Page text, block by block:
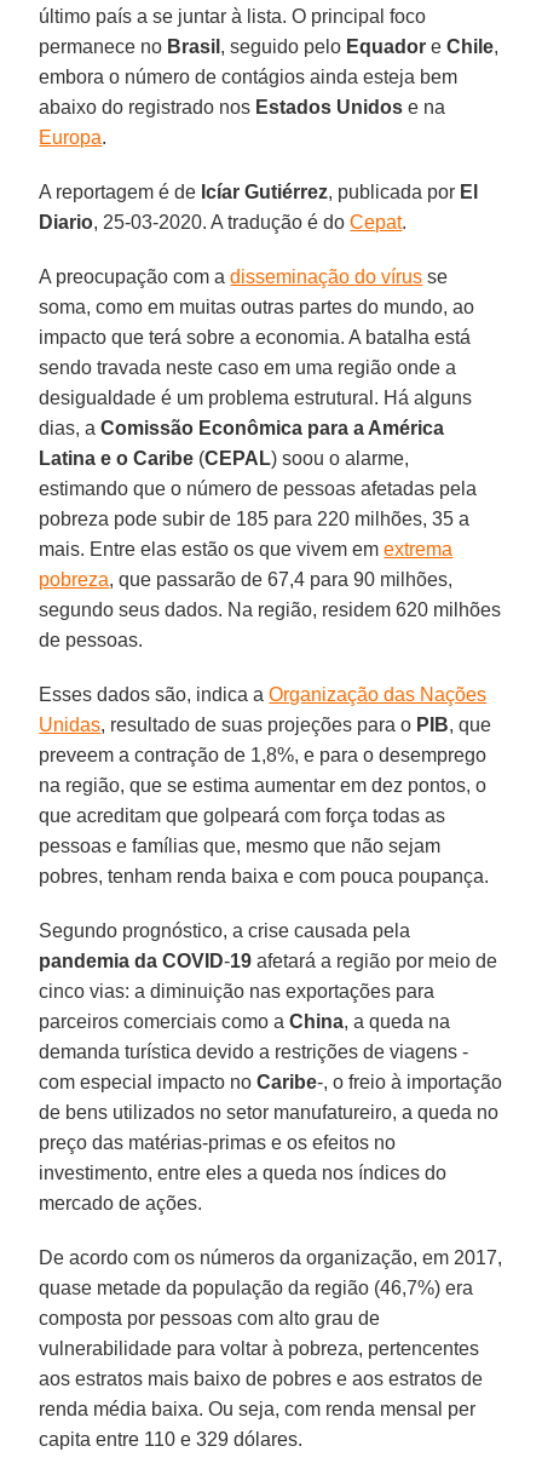
último país a se juntar à lista. O principal foco
permanece no Brasil , seguido pelo Equador eChile,
embora o número de contágios ainda esteja bem
abaixo do registrado nos Estados Unidos e na
Europa.
A reportagem é de Icíar Gutiérrez, publicada por El
Diario, 25-03-2020. A tradução é doCepat.
A preocupação com adisseminação do vírus se
soma, como em muitas outras partes do mundo, ao
impacto que terá sobre a economia. A batalha está
sendo travada neste caso em uma região onde a
desigualdade é um problema estrutural. Há alguns
dias, aComissão Econômica para a América
Latina e o Caribe (CEPAL) soou o alarme,
estimando que o número de pessoas afetadas pela
pobreza pode subir de 185 para 220 milhões, 35 a
mais. Entre elas estão os que vivem emextrema
pobreza, que passarão de 67,4 para 90 milhões,
segundo seus dados. Na região, residem 620 milhões
de pessoas.
Esses dados são, indica aOrganização das Nações
Unidas, resultado de suas projeções para o PIB, que
preveem a contração de 1,8%, e para o desemprego
na região, que se estima aumentar em dez pontos, o
que acreditam que golpeará com força todas as
pessoas e famílias que, mesmo que não sejam
pobres, tenham renda baixa e com pouca poupança.
Segundo prognóstico, a crise causada pela
pandemia da COVID-19 afetará a região por meio de
cinco vias: a diminuição nas exportações para
parceiros comerciais como aChina, a queda na
demanda turística devido a restrições de viagens -
com especial impacto noCaribe-, o freio à importação
de bens utilizados no setor manufatureiro, a queda no
preço das matérias-primas e os efeitos no
investimento, entre eles a queda nos índices do
mercado de ações.
De acordo com os números da organização, em 2017,
quase metade da população da região (46,7%) era
composta por pessoas com alto grau de
vulnerabilidade para voltar à pobreza, pertencentes
aos estratos mais baixo de pobres e aos estratos de
renda média baixa. Ou seja, com renda mensal per
capita entre 110 e 329 dólares.